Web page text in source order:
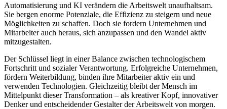
Automatisierung und KI verändern die Arbeitswelt unaufhaltsam.
Sie bergen enorme Potenziale, die Effizienz zu steigern und neue
Möglichkeiten zu schaffen. Doch sie fordern Unternehmen und
Mitarbeiter auch heraus, sich anzupassen und den Wandel aktiv
mitzugestalten.
Der Schlüssel liegt in einer Balance zwischen technologischem
Fortschritt und sozialer Verantwortung. Erfolgreiche Unternehmen,
fördern Weiterbildung, binden ihre Mitarbeiter aktiv ein und
verwenden Technologien. Gleichzeitig bleibt der Mensch im
Mittelpunkt dieser Transformation – als kreativer Kopf, innovativer
Denker und entscheidender Gestalter der Arbeitswelt von morgen.